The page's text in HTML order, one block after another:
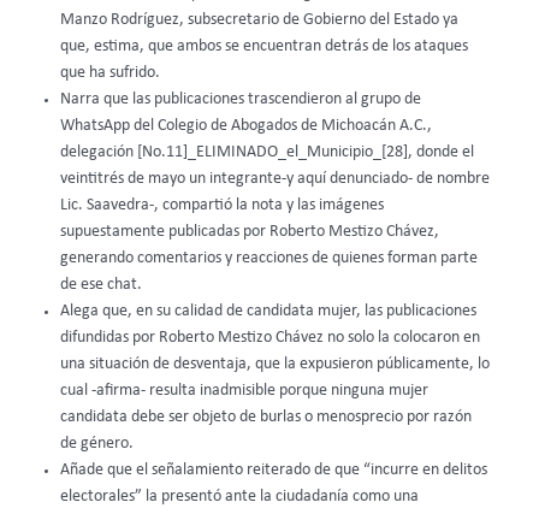
Manzo Rodríguez, subsecretario de Gobierno del Estado ya
que, estima, que ambos se encuentran detrás de los ataques
que ha sufrido.
Narra que las publicaciones trascendieron al grupo de
WhatsApp del Colegio de Abogados de Michoacán A.C.,
delegación [No.11]_ELIMINADO_el_Municipio_[28], donde el
veintitrés de mayo un integrante-y aquí denunciado- de nombre
Lic. Saavedra-, compartió la nota y las imágenes
supuestamente publicadas por Roberto Mestizo Chávez,
generando comentarios y reacciones de quienes forman parte
de ese chat.
Alega que, en su calidad de candidata mujer, las publicaciones
difundidas por Roberto Mestizo Chávez no solo la colocaron en
una situación de desventaja, que la expusieron públicamente, lo
cual -afirma- resulta inadmisible porque ninguna mujer
candidata debe ser objeto de burlas o menosprecio por razón
de género.
Añade que el señalamiento reiterado de que “incurre en delitos
electorales” la presentó ante la ciudadanía como una